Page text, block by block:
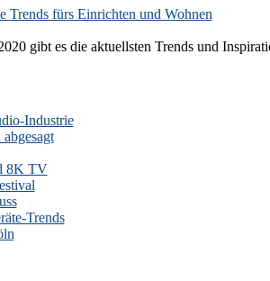
Trends fürs Einrichten und Wohnen
gibt es die aktuellsten Trends und
Industrie
8K TV
Trends